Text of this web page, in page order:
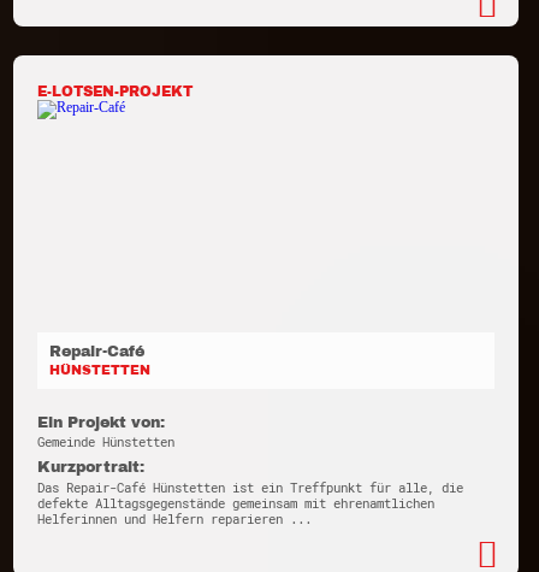
E-LOTSEN-PROJEKT
Repair-Café
HÜNSTETTEN
Ein Projekt von:
Gemeinde Hünstetten
Kurzportrait:
Das Repair-Café Hünstetten ist ein Treffpunkt für alle, die
defekte Alltagsgegenstände gemeinsam mit ehrenamtlichen
Helferinnen und Helfern reparieren ...